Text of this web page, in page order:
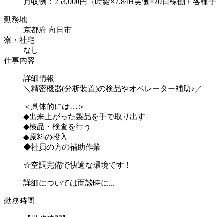
月収例：253,000円（時給×7.84H実働×20日稼働＋各種
勤務地
京都府 向日市
寮・社宅
なし
仕事内容
詳細情報
＼精密機器(分析装置)の検品やオペレーター補助♪／
＜具体的には…＞
◆出来上がった製品を手で取り出す
◆検品・検査を行う
◆原料の投入
◆社員の方の補助作業
☆空調完備で快適な環境です！
詳細については面談時に...
勤務時間